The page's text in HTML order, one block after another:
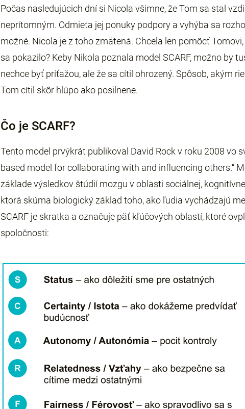
Počas nasledujúcich dní si Nicola všimne, že Tom sa stal
neprítomným. Odmieta jej ponuky podpory a vyhýba sa
možné. Nicola je z toho zmätená. Chcela len pomôcť
sa pokazilo? Keby Nikola poznala model SCARF, možno by
nechce byť príťažou, ale že sa cítil ohrozený. Spôsob, akým
Tom cítil skôr hlúpo ako posilnene.
Čo je SCARF?
Tento model prvýkrát publikoval David Rock v roku 2008 vo
based model for collaborating with and influencing others.“
základe výsledkov štúdií mozgu v oblasti sociálnej,
ktorá skúma biologický základ toho, ako ľudia vychádzajú
SCARF je skratka a označuje päť kľúčových oblastí, ktoré
spoločnosti: